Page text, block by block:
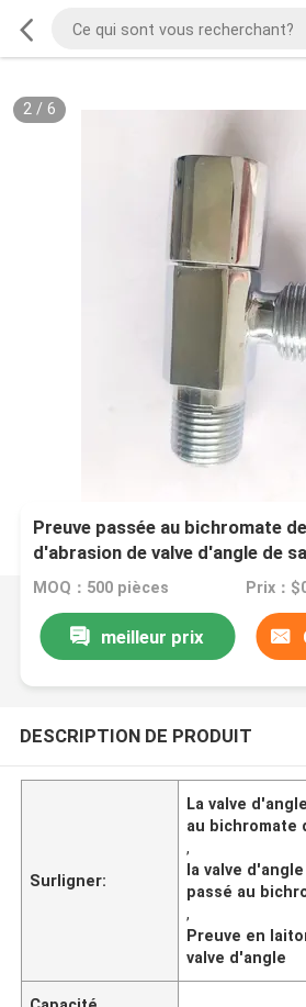
2/ 6
Preuve passée au bichromate
d'abrasion de valve d'angle de
ouverte rapide de demi-pouce
MOQ：500 pièces
meilleur prix
DESCRIPTION DE PRODUIT
Surligner:
La valve
au bichromate
,
la valve
passé au
,
Preuve en
valve d'angle